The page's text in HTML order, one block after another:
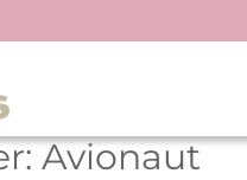
Avionaut